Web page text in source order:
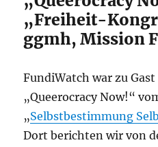
„Freiheit-
ggmh, Mission
FundiWatch war zu
„Queerocracy Now!“
„Selbstbestimmung
Dort berichten wir von